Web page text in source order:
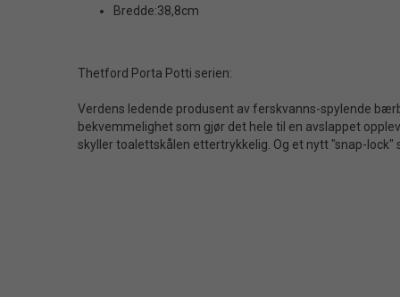
Bredde:38,8cm
Thetford Porta Potti serien:
Verdens ledende produsent av ferskvanns-spylende
bekvemmelighet som gjør det hele til en avslappet
skyller toalettskålen ettertrykkelig. Og et nytt "snap-